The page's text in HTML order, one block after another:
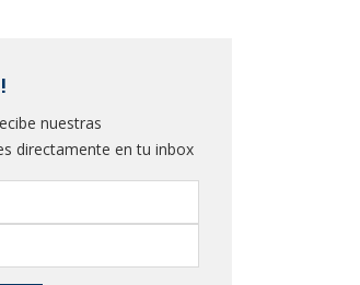
nuestras
directamente en tu inbox